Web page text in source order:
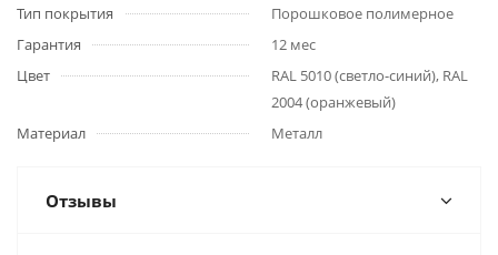
Тип покрытия
Порошковое полимерное
Гарантия
12 мес
Цвет
RAL 5010 (светло-синий), RAL
2004 (оранжевый)
Материал
Металл
Отзывы